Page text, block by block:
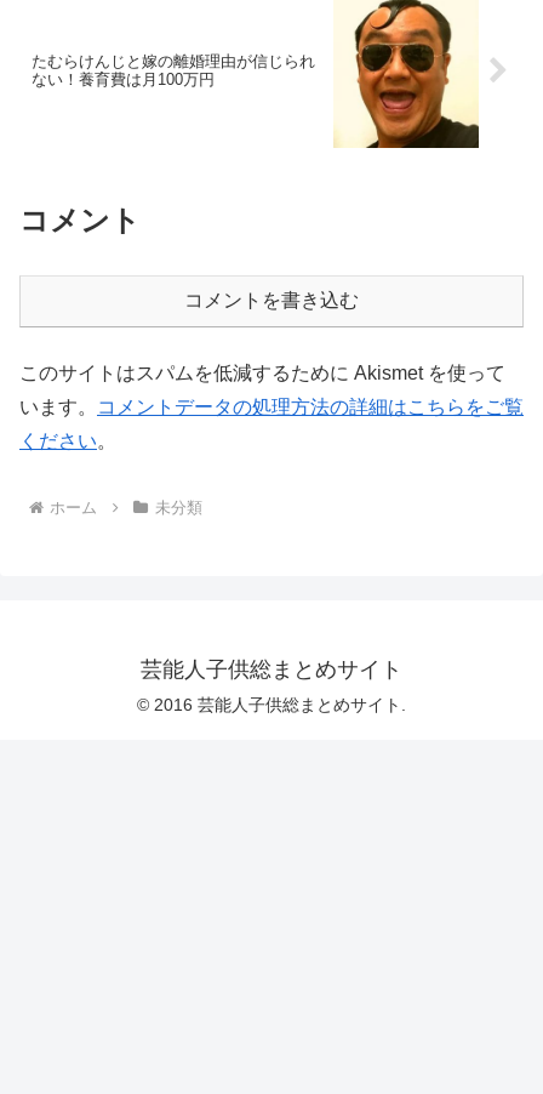
たむらけんじと嫁の離婚理由が信じられ
ない！養育費は月100万円
コメント
コメントを書き込む
このサイトはスパムを低減するために Akismet を使って
います。
コメントデータの処理方法の詳細はこちらをご覧
ください。
ホーム 未分類
芸能人子供総まとめサイト
© 2016 芸能人子供総まとめサイト.